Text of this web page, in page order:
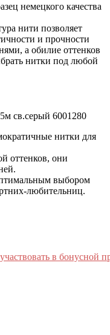
немецкого качества
нити позволяет
и прочности
а обилие оттенков
нитки под любой
св.серый 6001280
нитки для
оттенков, они
выбором
любительниц.
в бонусной